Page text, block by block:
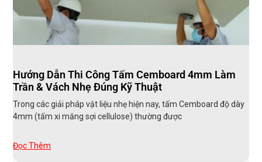
Hướng Dẫn Thi Công Tấm Cemboard 4mm Làm
Trần & Vách Nhẹ Đúng Kỹ Thuật
Trong các giải pháp vật liệu nhẹ hiện nay, tấm Cemboard độ dày
4mm (tấm xi măng sợi cellulose) thường được
Đọc Thêm